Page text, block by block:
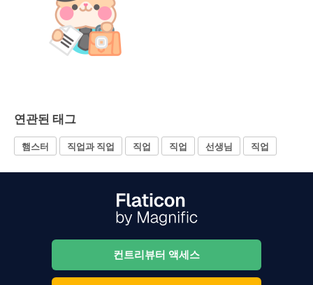
연관된 태그
햄스터 직업과 직업 직업 직업 선생님 직업
컨트리뷰터 액세스